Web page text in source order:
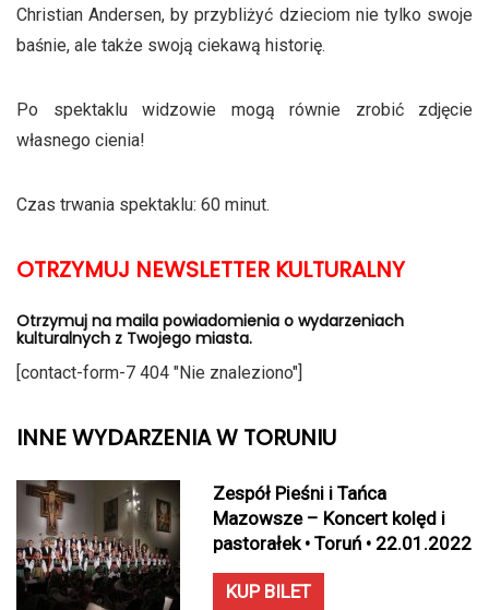
Christian Andersen, by przybliżyć dzieciom nie tylko swoje
baśnie, ale także swoją ciekawą historię.
Po spektaklu widzowie mogą równie zrobić zdjęcie
własnego cienia!
Czas trwania spektaklu: 60 minut.
OTRZYMUJ NEWSLETTER KULTURALNY
Otrzymuj na maila powiadomienia o wydarzeniach
kulturalnych z Twojego miasta.
[contact-form-7 404 "Nie znaleziono"]
INNE WYDARZENIA W TORUNIU
Zespół Pieśni i Tańca
Mazowsze – Koncert kolęd i
pastorałek • Toruń • 22.01.2022
KUP BILET